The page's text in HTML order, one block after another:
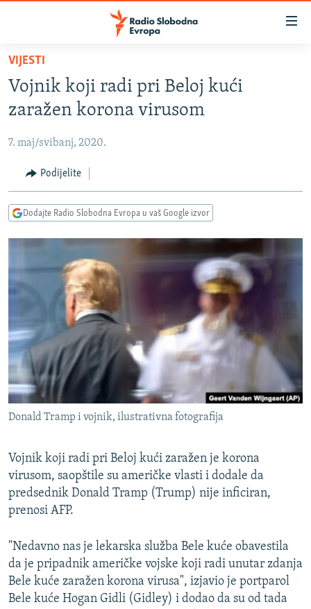
Pređite
glavni
sadržaj
na
navigaciju
Pređite
na
BOSNA I HERCEGOVINA
KOSOVO
CRNA GORA
VIDEO
INFOGRAFIKE
PODCASTI
RAT U UKRAJINI
KINA NA BALKANU
RSE PRIČE IZ SVIJETA
ISPRIČAJ MI
DNEVNO@RSE
SPECIJALI RSE
VIŠE OD NASLOVA
GENOCID U SREBRENICI
POPLAVE I KLIZIŠTA U BIH 2024.
TV LIBERTY
POST SCRIPTUM
TRI DECENIJE OD RATA U BIH
SVE KARTE DEJTONA
NASTANAK I RASPAD JUGOSLAVIJE
PRATITE NAS
Sve RFE/RL stranice
VIJESTI
Vojnik koji radi pri Beloj kući
zaražen korona virusom
7. maj/svibanj, 2020.
Podijelite
Dodajte Radio Slobodna Evropa u vaš Google izvor
Donald Tramp i vojnik, ilustrativna fotografija
Vojnik koji radi pri Beloj kući zaražen je korona
virusom, saopštile su američke vlasti i dodale da
predsednik Donald Tramp (Trump) nije inficiran,
prenosi AFP.
"Nedavno nas je lekarska služba Bele kuće obavestila
da je pripadnik američke vojske koji radi unutar zdanja
Bele kuće zaražen korona virusa", izjavio je portparol
Bele kuće Hogan Gidli (Gidley) i dodao da su od tada